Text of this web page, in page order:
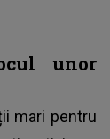
unor
mari pentru